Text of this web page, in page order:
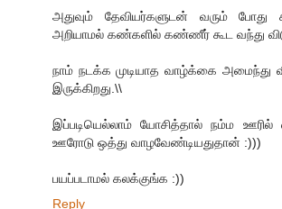
அதுவும் தேவியர்களுடன் வரும்
அறியாமல் கண்களில் கண்ணீர் கூட வந்து
நாம் நடக்க முடியாத வாழ்க்கை அமைந்து
இருக்கிறது.\\
இப்படியெல்லாம் யோசித்தால் நம்ம ஊரில்
ஊரோடு ஒத்து வாழவேண்டியதுதான் :)))
பயப்படாமல் கலக்குங்க :))
Reply